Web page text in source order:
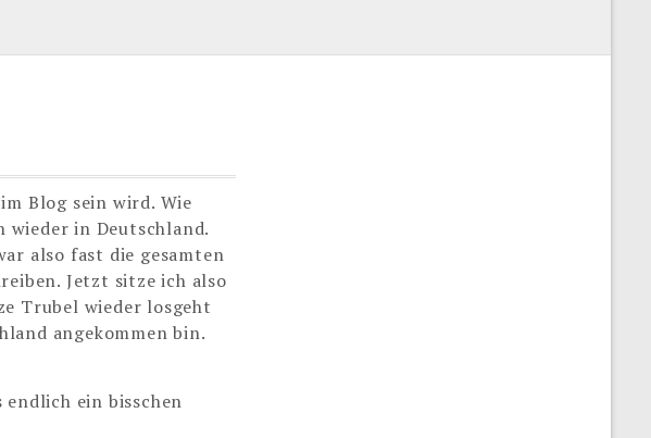
Blog sein wird. Wie
wieder in Deutschland.
also fast die gesamten
Jetzt sitze ich also
Trubel wieder losgeht
angekommen bin.
ein bisschen